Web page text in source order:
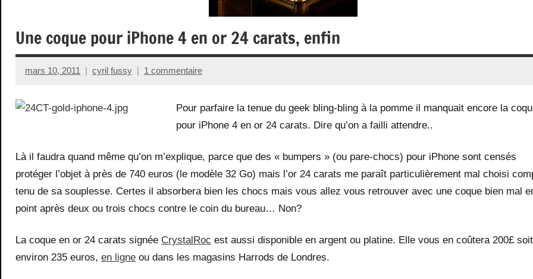
Une coque pour iPhone 4 en or 24 carats, enfin
mars 10, 2011 cyril fussy 1 commentaire
Pour parfaire la tenue du geek bling-bling à la pomme il manquait encore la
pour iPhone 4 en or 24 carats. Dire qu’on a failli attendre..
Là il faudra quand même qu’on m’explique, parce que des « bumpers » (ou pare-chocs) pour iPhone sont censés
protéger l’objet à près de 740 euros (le modèle 32 Go) mais l’or 24 carats me paraît particulièrement mal choisi
tenu de sa souplesse. Certes il absorbera bien les chocs mais vous allez vous retrouver avec une coque bien mal
point après deux ou trois chocs contre le coin du bureau… Non?
La coque en or 24 carats signée CrystalRoc est aussi disponible en argent ou platine. Elle vous en coûtera 200£ soit
environ 235 euros, en ligne ou dans les magasins Harrods de Londres.